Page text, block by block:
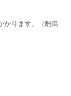
かります。（離島